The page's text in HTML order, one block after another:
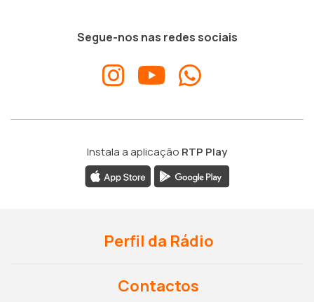
Segue-nos nas redes sociais
Instala a aplicação RTP Play
Perfil da Rádio
Contactos